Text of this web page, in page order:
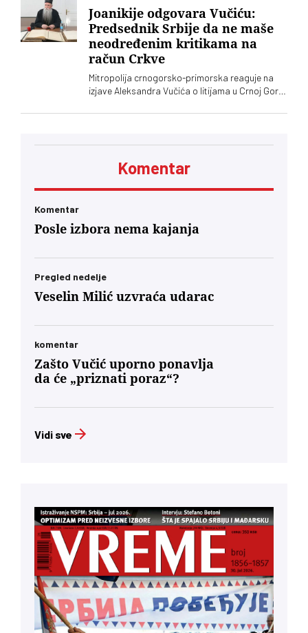
Joanikije odgovara Vučiću:
Predsednik Srbije da ne maše
neodređenim kritikama na
račun Crkve
Mitropolija crnogorsko-primorska reaguje na
izjave Aleksandra Vučića o litijama u Crnoj Gori
Komentar
Komentar
Posle izbora nema kajanja
Pregled nedelje
Veselin Milić uzvraća udarac
komentar
Zašto Vučić uporno ponavlja
da će „priznati poraz“?
Vidi sve